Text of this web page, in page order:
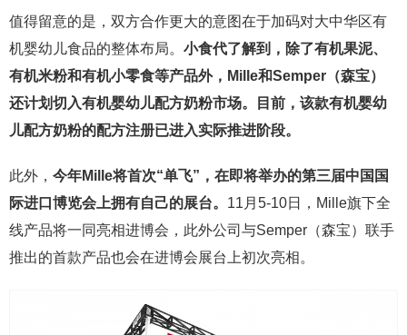
值得留意的是，双方合作更大的意图在于加码对大中华区有
机婴幼儿食品的整体布局。 小食代了解到，除了有机果泥、
有机米粉和有机小零食等产品外，Mille和Semper（森宝）
还计划切入有机婴幼儿配方奶粉市场。目前，该款有机婴幼
儿配方奶粉的配方注册已进入实际推进阶段。
此外， 今年Mille将首次“单飞”，在即将举办的第三届中国国
际进口博览会上拥有自己的展台。 11月5-10日，Mille旗下全
线产品将一同亮相进博会，此外公司与Semper（森宝）联手
推出的首款产品也会在进博会展台上初次亮相。